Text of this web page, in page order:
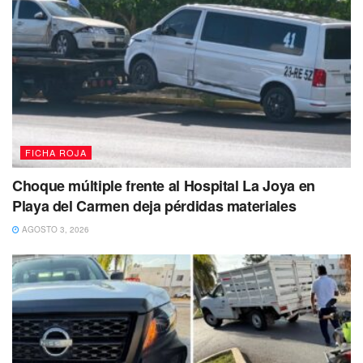
General del Estado (FGE)se presentaron en el lugar para
iniciar con las diligencias correspondientes de ley. Entre
las primeras acciones de investigación,el personal
pericial realizó el levantamiento de los indicios
balísticos.Asimismo, se tomó la declaración formal de los
FICHA ROJA
Choque múltiple frente al Hospital La Joya en
Playa del Carmen deja pérdidas materiales
AGOSTO 3, 2026